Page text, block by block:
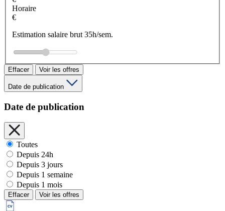
Horaire
€
Estimation salaire brut 35h/sem.
Effacer Voir les offres
Date de publication
Date de publication
Toutes
Depuis 24h
Depuis 3 jours
Depuis 1 semaine
Depuis 1 mois
Effacer Voir les offres